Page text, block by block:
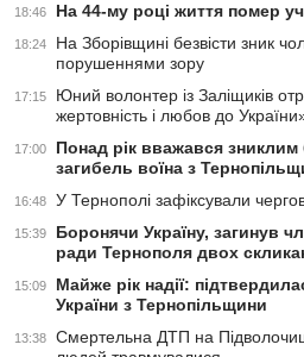
18:46 На 44-му році життя помер
18:24
На Зборівщині безвісти зник
порушеннями зору
17:15
Юний волонтер із Заліщиків
жертовність і любов до
17:00
Понад рік вважався зниклим
загибель воїна з
16:48 У Тернополі зафіксували
15:39
Боронячи Україну, загинув
ради Тернополя двох
15:09
Майже рік надії:
України з Тернопільщини
13:38
Смертельна ДТП на